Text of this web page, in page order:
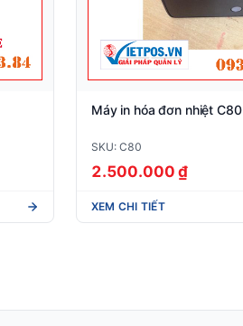
Máy in hóa đơn nhiệt C80
SKU: C80
2.500.000 ₫
XEM CHI TIẾT